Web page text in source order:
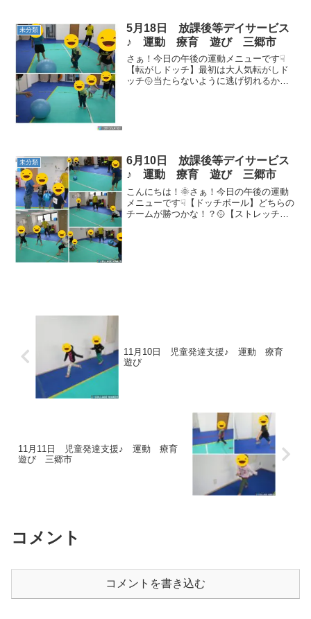
未分類
5月18日 放課後等デイサービス
♪ 運動 療育 遊び 三郷市
さぁ！今日の午後の運動メニューです☟
【転がしドッチ】最初は大人気転がしド
ッチ🥎当たらないように逃げ切れるか
未分類
6月10日 放課後等デイサービス
♪ 運動 療育 遊び 三郷市
こんにちは！🌞さぁ！今日の午後の運動
メニューです☟【ドッチボール】どちらの
チームが勝つかな！？🥎【ストレッチ】
11月10日 児童発達支援♪ 運動 療育
遊び
11月11日 児童発達支援♪ 運動 療育
遊び 三郷市
コメント
コメントを書き込む